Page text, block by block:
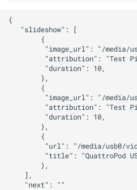
{
   "slideshow": [
        {
"image_url": "/media/
"attribution": "Test
         "duration": 10,
        },
        {
"image_url": "/media/
"attribution": "Test
         "duration": 10,
        },
        {
"url": "/media/usb0/
"title": "QuattroPod
        },
    ],
    "next": ""